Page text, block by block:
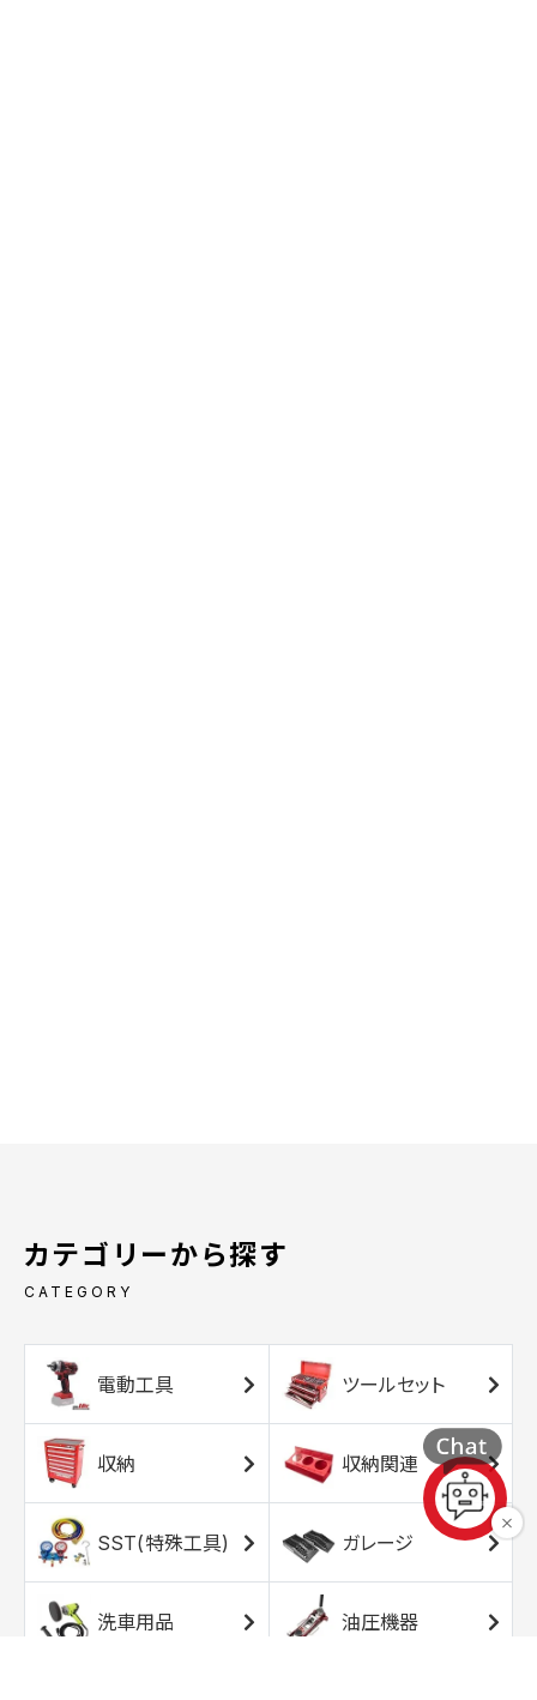
カテゴリーから探す
CATEGORY
電動工具 ツールセット
収納 収納関連
SST(特殊工具) ガレージ
洗車用品 油圧機器